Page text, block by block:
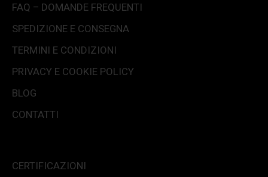
FAQ – DOMANDE FREQUENTI
SPEDIZIONE E CONSEGNA
TERMINI E CONDIZIONI
PRIVACY E COOKIE POLICY
BLOG
CONTATTI
CERTIFICAZIONI